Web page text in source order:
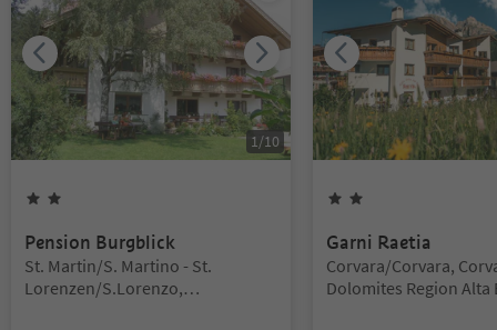
1 /10
Pension Burgblick
Emplacement:
St. Martin/S. Martino - St.
Lorenzen/S.Lorenzo,
Garni Raetia
Emplacement:
Corvara/Corvara,
Dolomites Region Alta